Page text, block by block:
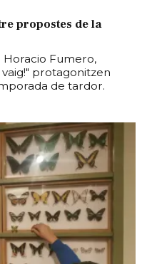
propostes de la
Horacio Fumero,
protagonitzen
de tardor.